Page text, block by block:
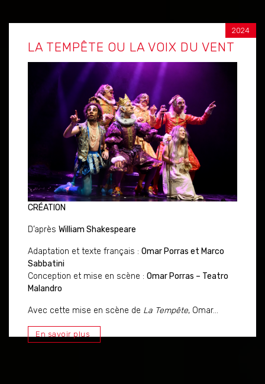
2024
LA TEMPÊTE OU LA VOIX DU VENT
CRÉATION
D’après William Shakespeare
Adaptation et texte français : Omar Porras et Marco
Sabbatini
Conception et mise en scène : Omar Porras – Teatro
Malandro
Avec cette mise en scène de La Tempête, Omar...
En savoir plus